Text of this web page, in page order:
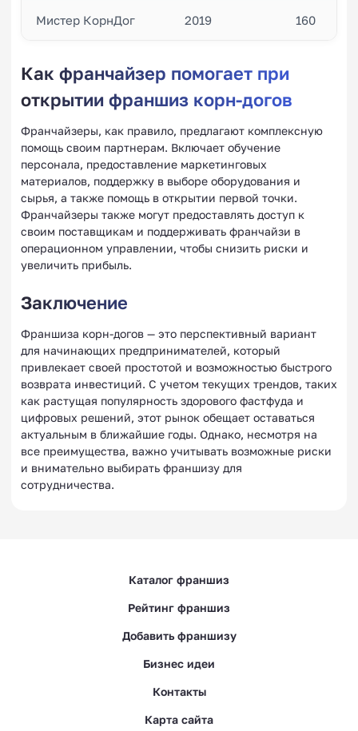
Мистер КорнДог 2019 160
Как франчайзер помогает при
открытии франшиз корн-догов
Франчайзеры, как правило, предлагают комплексную
помощь своим партнерам. Включает обучение
персонала, предоставление маркетинговых
материалов, поддержку в выборе оборудования и
сырья, а также помощь в открытии первой точки.
Франчайзеры также могут предоставлять доступ к
своим поставщикам и поддерживать франчайзи в
операционном управлении, чтобы снизить риски и
увеличить прибыль.
Заключение
Франшиза корн-догов — это перспективный вариант
для начинающих предпринимателей, который
привлекает своей простотой и возможностью быстрого
возврата инвестиций. С учетом текущих трендов, таких
как растущая популярность здорового фастфуда и
цифровых решений, этот рынок обещает оставаться
актуальным в ближайшие годы. Однако, несмотря на
все преимущества, важно учитывать возможные риски
и внимательно выбирать франшизу для
сотрудничества.
Каталог франшиз
Рейтинг франшиз
Добавить франшизу
Бизнес идеи
Контакты
Карта сайта